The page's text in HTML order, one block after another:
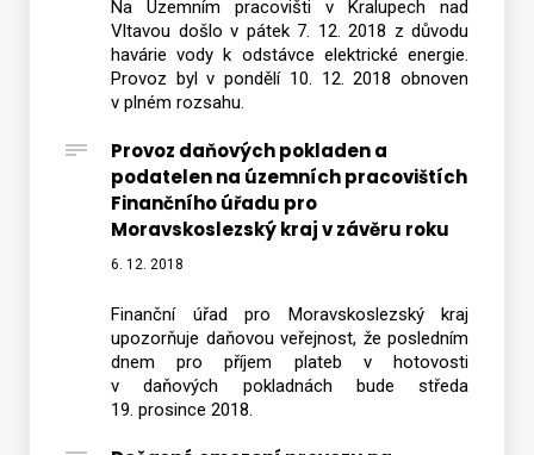
Na Územním pracovišti v Kralupech nad
Vltavou došlo v pátek 7. 12. 2018 z důvodu
havárie vody k odstávce elektrické energie.
Provoz byl v pondělí 10. 12. 2018 obnoven
v plném rozsahu.
Provoz daňových pokladen a
podatelen na územních pracovištích
Finančního úřadu pro
Moravskoslezský kraj v závěru roku
6. 12. 2018
Finanční úřad pro Moravskoslezský kraj
upozorňuje daňovou veřejnost, že posledním
dnem pro příjem plateb v hotovosti
v daňových pokladnách bude středa
19. prosince 2018.